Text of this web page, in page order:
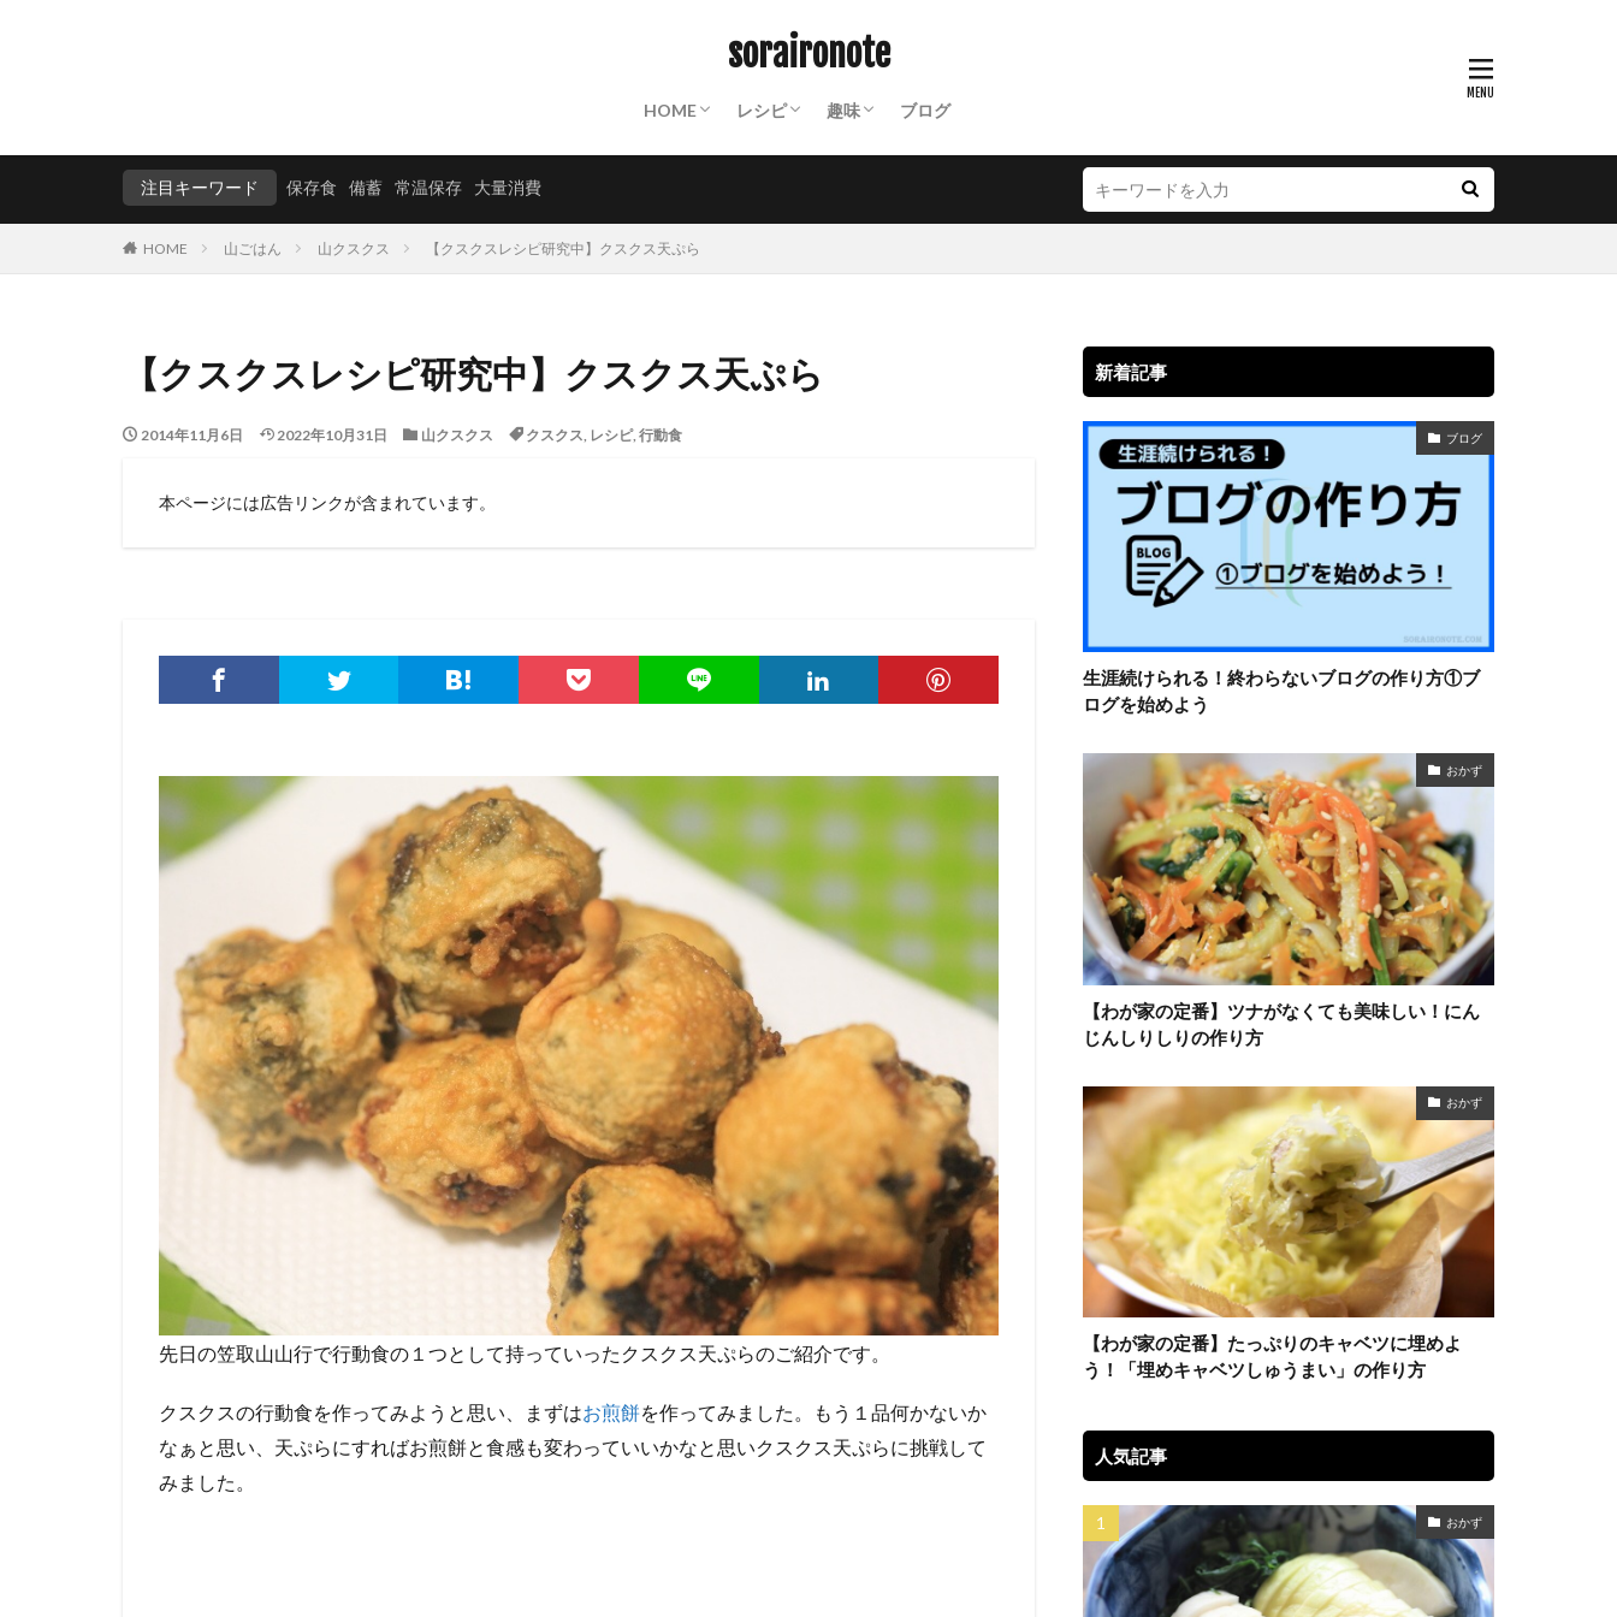
soraironote
HOME
ABOUT
終活ノート
備蓄ノート：常温保存食材リスト
防災ノート：防災グッズリスト
保存食カレンダー
動画撮影機材
山装備一覧
レシピ
保存食
パスタ
クスクス
ご飯もの
パン
おかず
スイーツ
麺類
飲み物
世界の料理
粉もの
調味料
インスタント
山ごはん
趣味
Mt.
沼津散策
お遍路
PHOTO
週末百姓生活
NOTES
ブログ
注目キーワード 保存食 備蓄 常温保存 大量消費
HOME 山ごはん 山クスクス 【クスクスレシピ研究中】クスクス天ぷら
【クスクスレシピ研究中】クスクス天ぷら
2014年11月6日 2022年10月31日 山クスクス クスクス, レシピ, 行動食
本ページには広告リンクが含まれています。
先日の笠取山山行で行動食の１つとして持っていったクスクス天ぷらのご紹介です。
クスクスの行動食を作ってみようと思い、まずはお煎餅を作ってみました。もう１品何かないか
なぁと思い、天ぷらにすればお煎餅と食感も変わっていいかなと思いクスクス天ぷらに挑戦して
みました。
新着記事
ブログ
生涯続けられる！終わらないブログの作り方①ブ
ログを始めよう
おかず
【わが家の定番】ツナがなくても美味しい！にん
じんしりしりの作り方
おかず
【わが家の定番】たっぷりのキャベツに埋めよ
う！「埋めキャベツしゅうまい」の作り方
人気記事
おかず